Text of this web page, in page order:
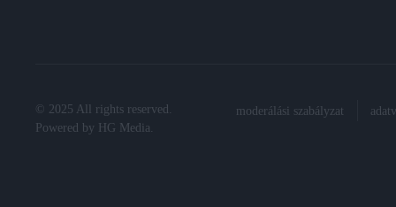
© 2025 All rights reserved.
Powered by
HG Media.
moderálási szabályzat